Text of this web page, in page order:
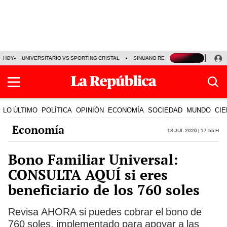
HOY UNIVERSITARIO VS SPORTING CRISTAL SINUANO RESULTADOS HOY
LO ÚLTIMO POLÍTICA OPINIÓN ECONOMÍA SOCIEDAD MUNDO
Economía 18 Jul 2020 | 17:55 h
Bono Familiar Universal:
CONSULTA AQUÍ si eres
beneficiario de los 760 soles
Revisa AHORA si puedes cobrar el bono de
760 soles, implementado para apoyar a las